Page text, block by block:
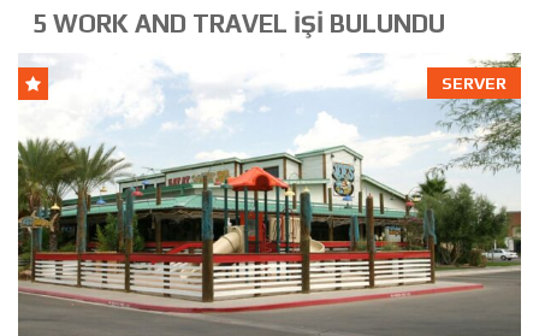
5 WORK AND TRAVEL İŞI BULUNDU
SERVER